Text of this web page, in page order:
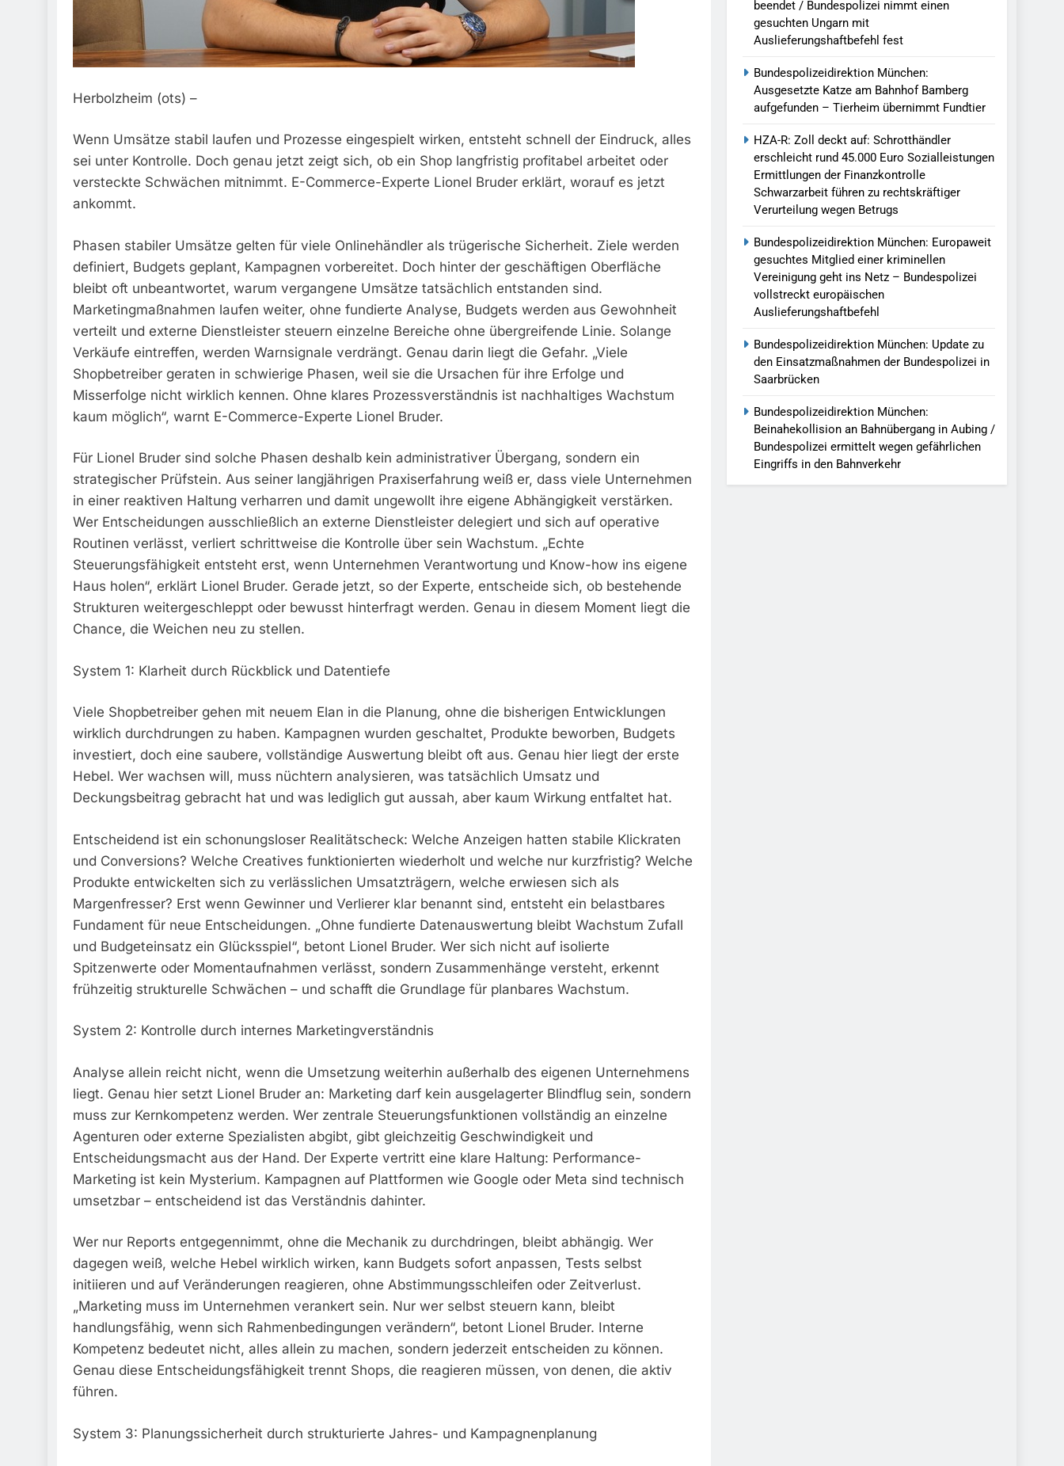
Herbolzheim (ots) –
Wenn Umsätze stabil laufen und Prozesse eingespielt wirken, entsteht schnell der Eindruck, alles
sei unter Kontrolle. Doch genau jetzt zeigt sich, ob ein Shop langfristig profitabel arbeitet oder
versteckte Schwächen mitnimmt. E-Commerce-Experte Lionel Bruder erklärt, worauf es jetzt
ankommt.
Phasen stabiler Umsätze gelten für viele Onlinehändler als trügerische Sicherheit. Ziele werden
definiert, Budgets geplant, Kampagnen vorbereitet. Doch hinter der geschäftigen Oberfläche
bleibt oft unbeantwortet, warum vergangene Umsätze tatsächlich entstanden sind.
Marketingmaßnahmen laufen weiter, ohne fundierte Analyse, Budgets werden aus Gewohnheit
verteilt und externe Dienstleister steuern einzelne Bereiche ohne übergreifende Linie. Solange
Verkäufe eintreffen, werden Warnsignale verdrängt. Genau darin liegt die Gefahr. „Viele
Shopbetreiber geraten in schwierige Phasen, weil sie die Ursachen für ihre Erfolge und
Misserfolge nicht wirklich kennen. Ohne klares Prozessverständnis ist nachhaltiges Wachstum
kaum möglich“, warnt E-Commerce-Experte Lionel Bruder.
Für Lionel Bruder sind solche Phasen deshalb kein administrativer Übergang, sondern ein
strategischer Prüfstein. Aus seiner langjährigen Praxiserfahrung weiß er, dass viele Unternehmen
in einer reaktiven Haltung verharren und damit ungewollt ihre eigene Abhängigkeit verstärken.
Wer Entscheidungen ausschließlich an externe Dienstleister delegiert und sich auf operative
Routinen verlässt, verliert schrittweise die Kontrolle über sein Wachstum. „Echte
Steuerungsfähigkeit entsteht erst, wenn Unternehmen Verantwortung und Know-how ins eigene
Haus holen“, erklärt Lionel Bruder. Gerade jetzt, so der Experte, entscheide sich, ob bestehende
Strukturen weitergeschleppt oder bewusst hinterfragt werden. Genau in diesem Moment liegt die
Chance, die Weichen neu zu stellen.
System 1: Klarheit durch Rückblick und Datentiefe
Viele Shopbetreiber gehen mit neuem Elan in die Planung, ohne die bisherigen Entwicklungen
wirklich durchdrungen zu haben. Kampagnen wurden geschaltet, Produkte beworben, Budgets
investiert, doch eine saubere, vollständige Auswertung bleibt oft aus. Genau hier liegt der erste
Hebel. Wer wachsen will, muss nüchtern analysieren, was tatsächlich Umsatz und
Deckungsbeitrag gebracht hat und was lediglich gut aussah, aber kaum Wirkung entfaltet hat.
Entscheidend ist ein schonungsloser Realitätscheck: Welche Anzeigen hatten stabile Klickraten
und Conversions? Welche Creatives funktionierten wiederholt und welche nur kurzfristig? Welche
Produkte entwickelten sich zu verlässlichen Umsatzträgern, welche erwiesen sich als
Margenfresser? Erst wenn Gewinner und Verlierer klar benannt sind, entsteht ein belastbares
Fundament für neue Entscheidungen. „Ohne fundierte Datenauswertung bleibt Wachstum Zufall
und Budgeteinsatz ein Glücksspiel“, betont Lionel Bruder. Wer sich nicht auf isolierte
Spitzenwerte oder Momentaufnahmen verlässt, sondern Zusammenhänge versteht, erkennt
frühzeitig strukturelle Schwächen – und schafft die Grundlage für planbares Wachstum.
System 2: Kontrolle durch internes Marketingverständnis
Analyse allein reicht nicht, wenn die Umsetzung weiterhin außerhalb des eigenen Unternehmens
liegt. Genau hier setzt Lionel Bruder an: Marketing darf kein ausgelagerter Blindflug sein, sondern
muss zur Kernkompetenz werden. Wer zentrale Steuerungsfunktionen vollständig an einzelne
Agenturen oder externe Spezialisten abgibt, gibt gleichzeitig Geschwindigkeit und
Entscheidungsmacht aus der Hand. Der Experte vertritt eine klare Haltung: Performance-
Marketing ist kein Mysterium. Kampagnen auf Plattformen wie Google oder Meta sind technisch
umsetzbar – entscheidend ist das Verständnis dahinter.
Wer nur Reports entgegennimmt, ohne die Mechanik zu durchdringen, bleibt abhängig. Wer
dagegen weiß, welche Hebel wirklich wirken, kann Budgets sofort anpassen, Tests selbst
initiieren und auf Veränderungen reagieren, ohne Abstimmungsschleifen oder Zeitverlust.
„Marketing muss im Unternehmen verankert sein. Nur wer selbst steuern kann, bleibt
handlungsfähig, wenn sich Rahmenbedingungen verändern“, betont Lionel Bruder. Interne
Kompetenz bedeutet nicht, alles allein zu machen, sondern jederzeit entscheiden zu können.
Genau diese Entscheidungsfähigkeit trennt Shops, die reagieren müssen, von denen, die aktiv
führen.
System 3: Planungssicherheit durch strukturierte Jahres- und Kampagnenplanung
beendet / Bundespolizei nimmt einen
gesuchten Ungarn mit
Auslieferungshaftbefehl fest
Bundespolizeidirektion München:
Ausgesetzte Katze am Bahnhof Bamberg
aufgefunden – Tierheim übernimmt Fundtier
HZA-R: Zoll deckt auf: Schrotthändler
erschleicht rund 45.000 Euro Sozialleistungen
Ermittlungen der Finanzkontrolle
Schwarzarbeit führen zu rechtskräftiger
Verurteilung wegen Betrugs
Bundespolizeidirektion München: Europaweit
gesuchtes Mitglied einer kriminellen
Vereinigung geht ins Netz – Bundespolizei
vollstreckt europäischen
Auslieferungshaftbefehl
Bundespolizeidirektion München: Update zu
den Einsatzmaßnahmen der Bundespolizei in
Saarbrücken
Bundespolizeidirektion München:
Beinahekollision an Bahnübergang in Aubing /
Bundespolizei ermittelt wegen gefährlichen
Eingriffs in den Bahnverkehr